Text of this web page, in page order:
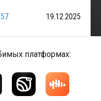
19.12.2025
платформах: